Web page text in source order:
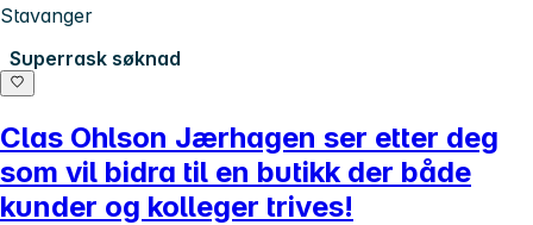
Stavanger
Superrask søknad
Clas Ohlson Jærhagen ser etter deg
som vil bidra til en butikk der både
kunder og kolleger trives!